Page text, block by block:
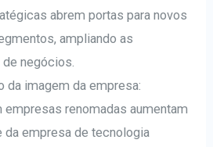
abrem portas para novos
ampliando as
negócios.
da imagem da empresa:
empresas renomadas aumentam
da empresa de tecnologia